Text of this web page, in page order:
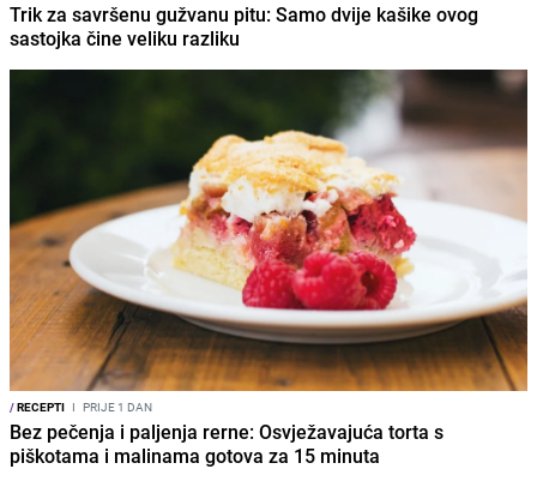
Trik za savršenu gužvanu pitu: Samo dvije kašike ovog
sastojka čine veliku razliku
/RECEPTI I PRIJE 1 DAN
Bez pečenja i paljenja rerne: Osvježavajuća torta s
piškotama i malinama gotova za 15 minuta